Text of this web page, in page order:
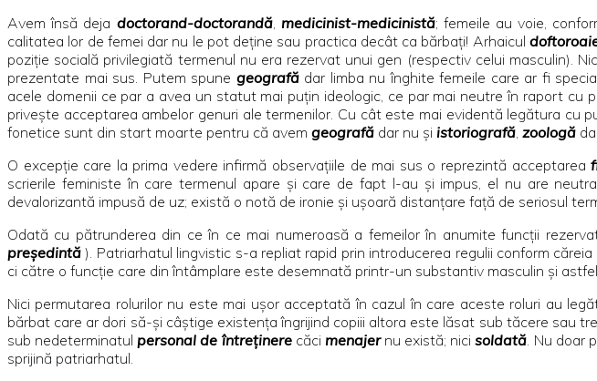
Avem însă deja doctorand-doctorandă, medicinist-medicinistă; femeile au voie,
calitatea lor de femei dar nu le pot deţine sau practica decât ca bărbaţi! Arhaicul
poziţie socială privilegiată termenul nu era rezervat unui gen (respectiv celui masculin).
prezentate mai sus. Putem spune geografădar limba nu înghite femeile care ar fi
acele domenii ce par a avea un statut mai puţin ideologic, ce par mai neutre în raport cu
priveşte acceptarea ambelor genuri ale termenilor. Cu cât este mai evidentă legătura cu
fonetice sunt din start moarte pentru că avem geografă dar nu şi istoriografă, zoologă
O excepţie care la prima vedere infirmă observaţiile de mai sus o reprezintă acceptarea
scrierile feministe în care termenul apare şi care de fapt l-au şi impus, el nu are
devalorizantă impusă de uz; există o notă de ironie şi uşoară distanţare faţă de seriosul
Odată cu pătrunderea din ce în ce mai numeroasă a femeilor în anumite funcţii
preşedintă ). Patriarhatul lingvistic s-a repliat rapid prin introducerea regulii conform
ci către o funcţie care din întâmplare este desemnată printr-un substantiv masculin şi
Nici permutarea rolurilor nu este mai uşor acceptată în cazul în care aceste roluri au
bărbat care ar dori să-şi câştige existenţa îngrijind copiii altora este lăsat sub tăcere sau
sub nedeterminatul personal de întreţinerecăci menajernu există; nicisoldată. Nu doar
sprijină patriarhatul.